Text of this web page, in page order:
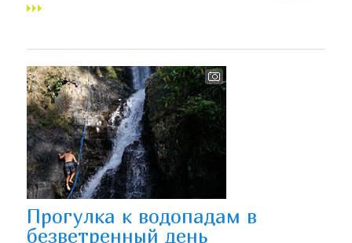
Прогулка к водопадам в
безветренный день